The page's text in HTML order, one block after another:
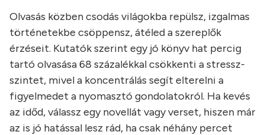
Olvasás közben csodás világokba repülsz, izgalmas
történetekbe csöppensz, átéled a szereplők
érzéseit. Kutatók szerint egy jó könyv hat percig
tartó olvasása 68 százalékkal csökkenti a stressz-
szintet, mivel a koncentrálás segít elterelni a
figyelmedet a nyomasztó gondolatokról. Ha kevés
az időd, válassz egy novellát vagy verset, hiszen már
az is jó hatással lesz rád, ha csak néhány percet